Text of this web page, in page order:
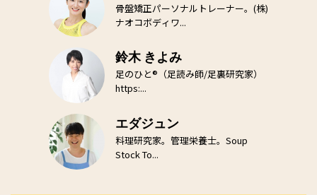
骨盤矯正パーソナルトレーナー。(株)
ナオコボディワ...
鈴木 きよみ
足のひと®（足読み師/足裏研究家）
https:...
エダジュン
料理研究家。管理栄養士。Soup
Stock To...